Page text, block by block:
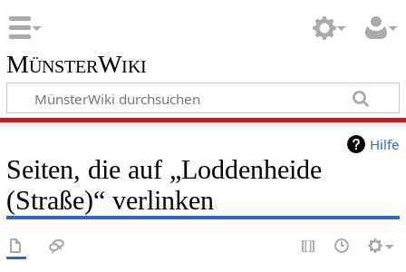
MünsterWiki
Hilfe
Seiten, die auf „Loddenheide
(Straße)“ verlinken